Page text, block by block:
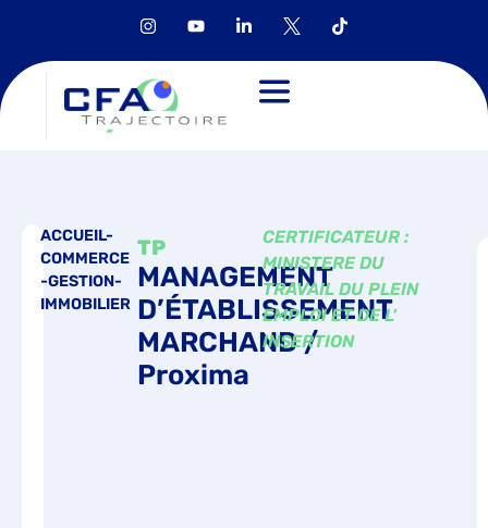
ACCUEIL-
COMMERCE
-GESTION-
IMMOBILIER
TP
MANAGEMENT
D’ÉTABLISSEMENT
MARCHAND /
Proxima
CERTIFICATEUR :
MINISTERE DU
TRAVAIL DU PLEIN
EMPLOI ET DE L'
INSERTION